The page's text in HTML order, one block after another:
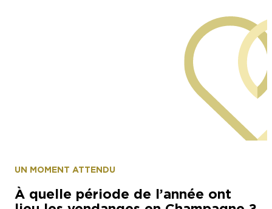
UN MOMENT ATTENDU
À quelle période de l’année ont